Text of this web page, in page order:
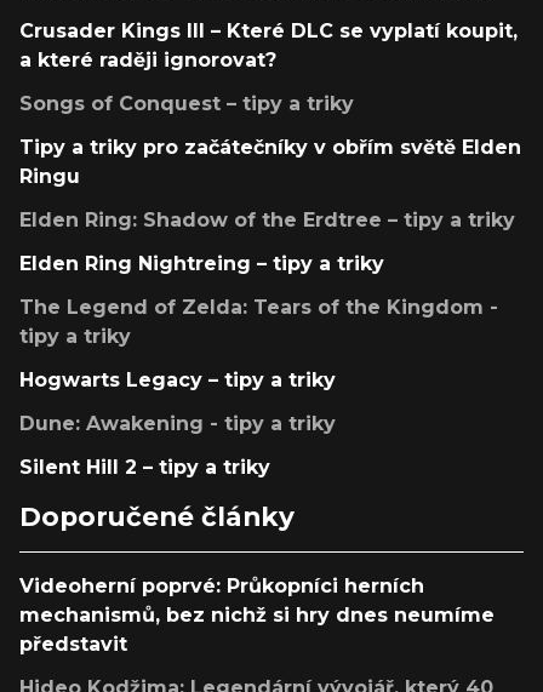
Crusader Kings III – Které DLC se vyplatí koupit,
a které raději ignorovat?
Songs of Conquest – tipy a triky
Tipy a triky pro začátečníky v obřím světě Elden
Ringu
Elden Ring: Shadow of the Erdtree – tipy a triky
Elden Ring Nightreing – tipy a triky
The Legend of Zelda: Tears of the Kingdom -
tipy a triky
Hogwarts Legacy – tipy a triky
Dune: Awakening - tipy a triky
Silent Hill 2 – tipy a triky
Doporučené články
Videoherní poprvé: Průkopníci herních
mechanismů, bez nichž si hry dnes neumíme
představit